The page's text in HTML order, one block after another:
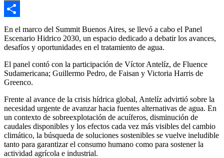
Email
Compartir
En el marco del Summit Buenos Aires, se llevó a cabo el Panel
Escenario Hidrico 2030, un espacio dedicado a debatir los avances,
desafíos y oportunidades en el tratamiento de agua.
El panel contó con la participación de Víctor Antelíz, de Fluence
Sudamericana; Guillermo Pedro, de Faisan y Victoria Harris de
Greenco.
Frente al avance de la crisis hídrica global, Antelíz advirtió sobre la
necesidad urgente de avanzar hacia fuentes alternativas de agua. En
un contexto de sobreexplotación de acuíferos, disminución de
caudales disponibles y los efectos cada vez más visibles del cambio
climático, la búsqueda de soluciones sostenibles se vuelve ineludible
tanto para garantizar el consumo humano como para sostener la
actividad agrícola e industrial.